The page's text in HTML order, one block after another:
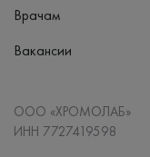
Врачам
Вакансии
ООО «ХРОМОЛАБ»
ИНН 7727419598